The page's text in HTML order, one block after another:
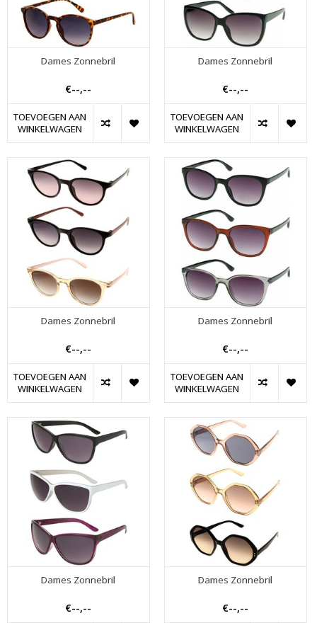
Dames Zonnebril
€--,--
TOEVOEGEN AAN
WINKELWAGEN
Dames Zonnebril
€--,--
TOEVOEGEN AAN
WINKELWAGEN
Dames Zonnebril
€--,--
TOEVOEGEN AAN
WINKELWAGEN
Dames Zonnebril
€--,--
TOEVOEGEN AAN
WINKELWAGEN
Dames Zonnebril
€--,--
Dames Zonnebril
€--,--